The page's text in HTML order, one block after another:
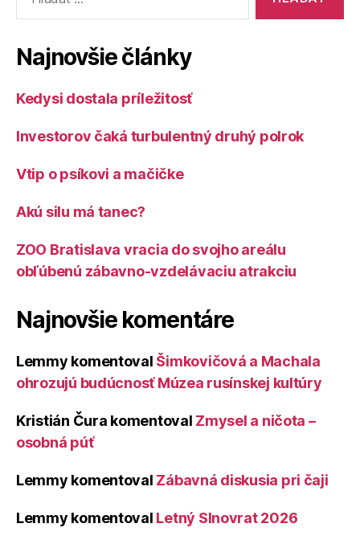
Najnovšie články
Kedysi dostala príležitosť
Investorov čaká turbulentný druhý polrok
Vtip o psíkovi a mačičke
Akú silu má tanec?
ZOO Bratislava vracia do svojho areálu
obľúbenú zábavno-vzdelávaciu atrakciu
Najnovšie komentáre
Lemmy komentoval Šimkovičová a Machala
ohrozujú budúcnosť Múzea rusínskej kultúry
Kristián Čura komentoval Zmysel a ničota –
osobná púť
Lemmy komentoval Zábavná diskusia pri čaji
Lemmy komentoval Letný Slnovrat 2026